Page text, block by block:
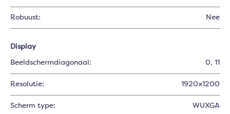
Robuust: Nee
Display
Beeldschermdiagonaal: 0, 11
Resolutie: 1920x1200
Scherm type: WUXGA